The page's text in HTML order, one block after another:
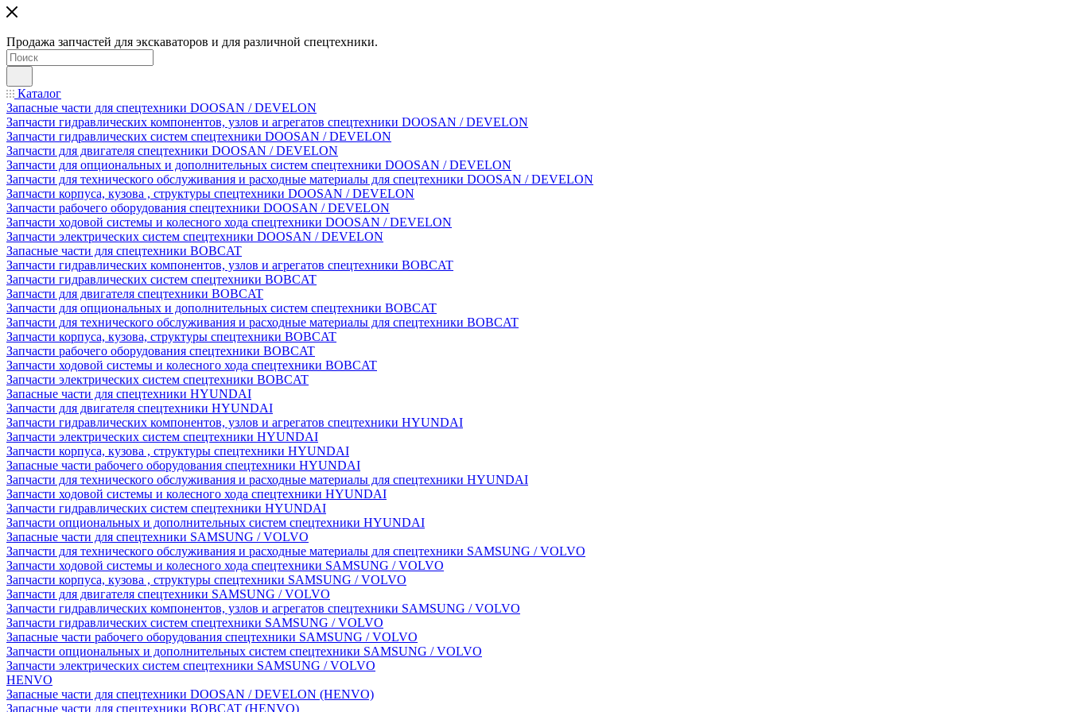
Продажа запчастей для экскаваторов и для различной спецтехники.
Каталог
Запасные части для спецтехники DOOSAN / DEVELON
Запчасти гидравлических компонентов, узлов и агрегатов спецтехники DOOSAN / DEVELON
Запчасти гидравлических систем спецтехники DOOSAN / DEVELON
Запчасти для двигателя спецтехники DOOSAN / DEVELON
Запчасти для опциональных и дополнительных систем спецтехники DOOSAN / DEVELON
Запчасти для технического обслуживания и расходные материалы для спецтехники DOOSAN / DEVELON
Запчасти корпуса, кузова , структуры спецтехники DOOSAN / DEVELON
Запчасти рабочего оборудования спецтехники DOOSAN / DEVELON
Запчасти ходовой системы и колесного хода спецтехники DOOSAN / DEVELON
Запчасти электрических систем спецтехники DOOSAN / DEVELON
Запасные части для спецтехники BOBCAT
Запчасти гидравлических компонентов, узлов и агрегатов спецтехники BOBCAT
Запчасти гидравлических систем спецтехники BOBCAT
Запчасти для двигателя спецтехники BOBCAT
Запчасти для опциональных и дополнительных систем спецтехники BOBCAT
Запчасти для технического обслуживания и расходные материалы для спецтехники BOBCAT
Запчасти корпуса, кузова, структуры спецтехники BOBCAT
Запчасти рабочего оборудования спецтехники BOBCAT
Запчасти ходовой системы и колесного хода спецтехники BOBCAT
Запчасти электрических систем спецтехники BOBCAT
Запасные части для спецтехники HYUNDAI
Запчасти для двигателя спецтехники HYUNDAI
Запчасти гидравлических компонентов, узлов и агрегатов спецтехники HYUNDAI
Запчасти электрических систем спецтехники HYUNDAI
Запчасти корпуса, кузова , структуры спецтехники HYUNDAI
Запасные части рабочего оборудования спецтехники HYUNDAI
Запчасти для технического обслуживания и расходные материалы для спецтехники HYUNDAI
Запчасти ходовой системы и колесного хода спецтехники HYUNDAI
Запчасти гидравлических систем спецтехники HYUNDAI
Запчасти опциональных и дополнительных систем спецтехники HYUNDAI
Запасные части для спецтехники SAMSUNG / VOLVO
Запчасти для технического обслуживания и расходные материалы для спецтехники SAMSUNG / VOLVO
Запчасти ходовой системы и колесного хода спецтехники SAMSUNG / VOLVO
Запчасти корпуса, кузова , структуры спецтехники SAMSUNG / VOLVO
Запчасти для двигателя спецтехники SAMSUNG / VOLVO
Запчасти гидравлических компонентов, узлов и агрегатов спецтехники SAMSUNG / VOLVO
Запчасти гидравлических систем спецтехники SAMSUNG / VOLVO
Запасные части рабочего оборудования спецтехники SAMSUNG / VOLVO
Запчасти опциональных и дополнительных систем спецтехники SAMSUNG / VOLVO
Запчасти электрических систем спецтехники SAMSUNG / VOLVO
HENVO
Запасные части для спецтехники DOOSAN / DEVELON (HENVO)
Запасные части для спецтехники BOBCAT (HENVO)